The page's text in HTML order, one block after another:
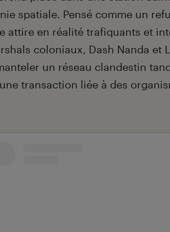
spatiale. Pensé comme un
attire en réalité trafiquants et
coloniaux, Dash Nanda et
un réseau clandestin
transaction liée à des